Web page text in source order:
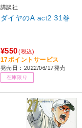
講談社
ダイヤのA act2 31巻
¥550 (税込)
17ポイントサービス
発売日：2022/06/17発売
在庫限り